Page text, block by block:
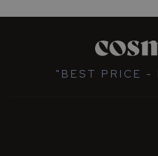
"BEST PRICE -